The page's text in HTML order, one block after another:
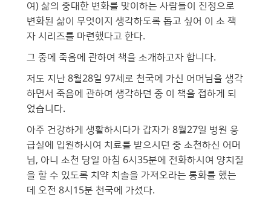
여) 삶의 중대한 변화를 맞이하는 사람들이 진정으로
변화된 삶이 무엇이지 생각하도록 돕고 싶어 이 소 책
자 시리즈를 마련했다고 한다.
그 중에 죽음에 관하여 책을 소개하고자 합니다.
저도 지난 8월28일 97세로 천국에 가신 어머님을 생각
하면서 죽음에 관하여 생각하던 중 이 책을 접하게 되
었습니다.
아주 건강하게 생활하시다가 갑자가 8월27일 병원 응
급실에 입원하시여 치료를 받으시던 중 소천하신 어머
님, 아니 소천 당일 아침 6시35분에 전화하시여 양치질
을 할 수 있도록 치약 치솔을 가져오라는 통화를 했는
데 오전 8시15분 천국에 가셨다.